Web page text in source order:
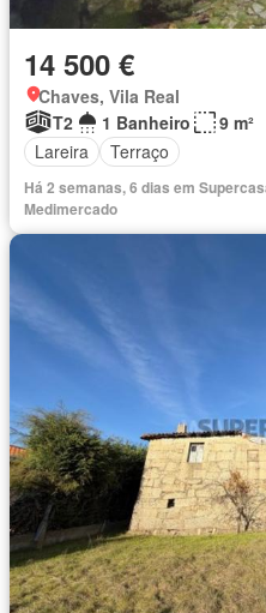
14 500 €
Chaves, Vila Real
T2
1 Banheiro
9 m²
Lareira
Terraço
Há 2 semanas, 6 dias em
Medimercado